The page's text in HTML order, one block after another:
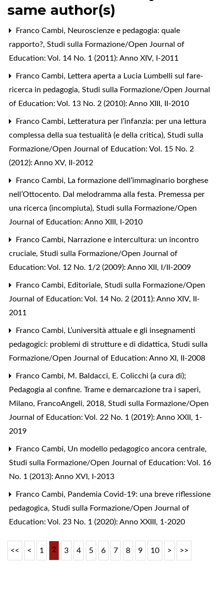
same author(s)
Franco Cambi, Neuroscienze e pedagogia: quale
rapporto?, Studi sulla Formazione/Open Journal of
Education: Vol. 14 No. 1 (2011): Anno XIV, I-2011
Franco Cambi, Lettera aperta a Lucia Lumbelli sul fare-
ricerca in pedagogia, Studi sulla Formazione/Open Journal
of Education: Vol. 13 No. 2 (2010): Anno XIII, II-2010
Franco Cambi, Letteratura per l’infanzia: per una lettura
complessa della sua testualità (e della critica), Studi sulla
Formazione/Open Journal of Education: Vol. 15 No. 2
(2012): Anno XV, II-2012
Franco Cambi, La formazione dell’immaginario borghese
nell’Ottocento. Dal melodramma alla festa. Premessa per
una ricerca (incompiuta), Studi sulla Formazione/Open
Journal of Education: Anno XIII, I-2010
Franco Cambi, Narrazione e intercultura: un incontro
cruciale, Studi sulla Formazione/Open Journal of
Education: Vol. 12 No. 1/2 (2009): Anno XII, I/II-2009
Franco Cambi, Editoriale, Studi sulla Formazione/Open
Journal of Education: Vol. 14 No. 2 (2011): Anno XIV, II-
2011
Franco Cambi, L’università attuale e gli insegnamenti
pedagogici: problemi di strutture e di didattica, Studi sulla
Formazione/Open Journal of Education: Anno XI, II-2008
Franco Cambi, M. Baldacci, E. Colicchi (a cura di);
Pedagogia al confine. Trame e demarcazione tra i saperi,
Milano, FrancoAngeli, 2018, Studi sulla Formazione/Open
Journal of Education: Vol. 22 No. 1 (2019): Anno XXII, 1-
2019
Franco Cambi, Un modello pedagogico ancora centrale,
Studi sulla Formazione/Open Journal of Education: Vol. 16
No. 1 (2013): Anno XVI, I-2013
Franco Cambi, Pandemia Covid-19: una breve riflessione
pedagogica, Studi sulla Formazione/Open Journal of
Education: Vol. 23 No. 1 (2020): Anno XXIII, 1-2020
<< < 1 2 3 4 5 6 7 8 9 10 > >>